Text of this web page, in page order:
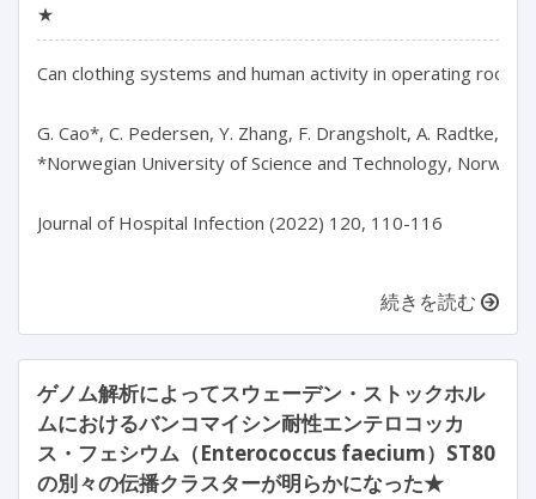
★
Can clothing systems and human activity in operating
G. Cao*, C. Pedersen, Y. Zhang, F. Drangsholt, A. Radtke,
*Norwegian University of Science and Technology, Norway
Journal of Hospital Infection (2022) 120, 110-116
続きを読む
ゲノム解析によってスウェーデン・ストックホル
ムにおけるバンコマイシン耐性エンテロコッカ
ス・フェシウム（Enterococcus faecium）ST80
の別々の伝播クラスターが明らかになった★